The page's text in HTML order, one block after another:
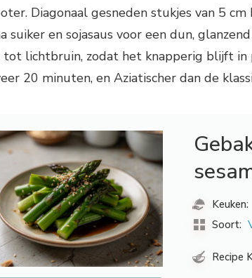
Diagonaal gesneden stukjes van 5
suiker en sojasaus voor een dun,
lichtbruin, zodat het knapperig blijft in
20 minuten, en Aziatischer dan de
Keuken:
Soort:
Recipe